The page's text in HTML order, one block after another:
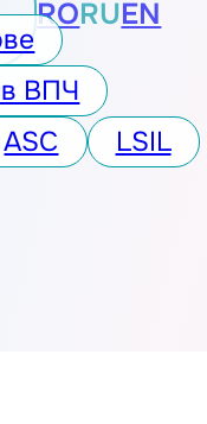
RORUEN
ВПЧ
ASC
LSIL